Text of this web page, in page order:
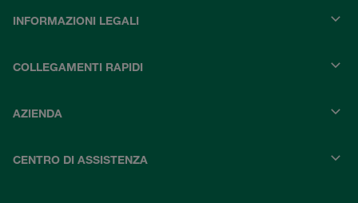
INFORMAZIONI LEGALI
COLLEGAMENTI RAPIDI
AZIENDA
CENTRO DI ASSISTENZA